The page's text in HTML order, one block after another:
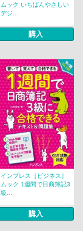
ムック いちばんやさしい
デジ...
購入
インプレス［ビジネス］
ムック 1週間で日商簿記3
級...
購入